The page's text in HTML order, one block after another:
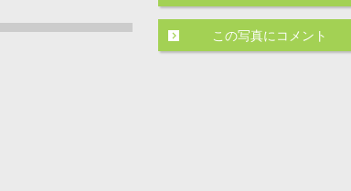
この写真にコメント